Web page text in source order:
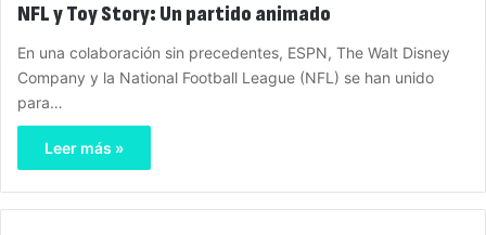
NFL y Toy Story: Un partido animado
En una colaboración sin precedentes, ESPN, The Walt Disney
Company y la National Football League (NFL) se han unido
para…
Leer más »